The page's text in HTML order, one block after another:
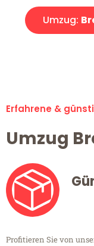
Umzug:
Erfahrene &
Umzug
Profitieren Sie von